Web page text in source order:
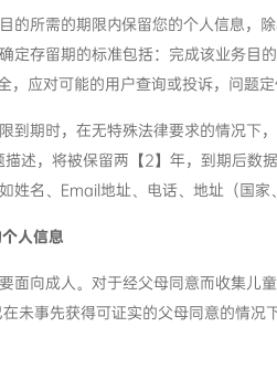
的所需的期限内保留您的个人信息，
定存留期的标准包括：完成该业务目
，应对可能的用户查询或投诉，问题
到期时，在无特殊法律要求的情况下
述，将被保留两【2】年，到期后数
姓名、Email地址、电话、地址（国
人信息
面向成人。对于经父母同意而收集儿
未事先获得可证实的父母同意的情